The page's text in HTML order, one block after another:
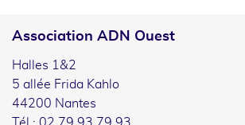
Association ADN Ouest
Halles 1&2
5 allée Frida Kahlo
44200 Nantes